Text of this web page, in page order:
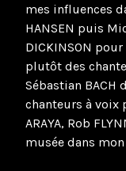
mes influences
HANSEN puis
DICKINSON
plutôt des
Sébastian BACH
chanteurs à voix
ARAYA, Rob
musée dans